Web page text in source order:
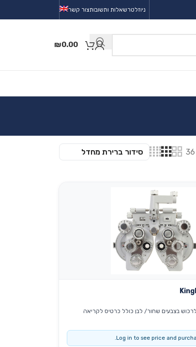
ניוזלטרשאלות ותשובותצור קשר
₪0.00
36
פורופטר מכני ניתן לרכוש בצבעים שחור/ לבן כולל כרטיס לקריאה
Log in to see price and